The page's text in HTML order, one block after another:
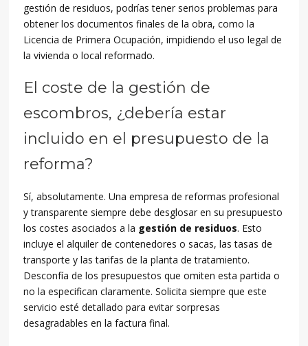
gestión de residuos, podrías tener serios problemas para
obtener los documentos finales de la obra, como la
Licencia de Primera Ocupación, impidiendo el uso legal de
la vivienda o local reformado.
El coste de la gestión de
escombros, ¿debería estar
incluido en el presupuesto de la
reforma?
Sí, absolutamente. Una empresa de reformas profesional
y transparente siempre debe desglosar en su presupuesto
los costes asociados a la gestión de residuos. Esto
incluye el alquiler de contenedores o sacas, las tasas de
transporte y las tarifas de la planta de tratamiento.
Desconfía de los presupuestos que omiten esta partida o
no la especifican claramente. Solicita siempre que este
servicio esté detallado para evitar sorpresas
desagradables en la factura final.